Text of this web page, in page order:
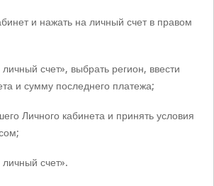
и нажать на личный счет в правом
счет», выбрать регион, ввести
и сумму последнего платежа;
Личного кабинета и принять условия
личный счет».